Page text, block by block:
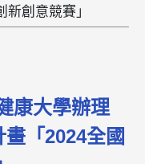
創意競賽」
康大學辦理
「2024全國